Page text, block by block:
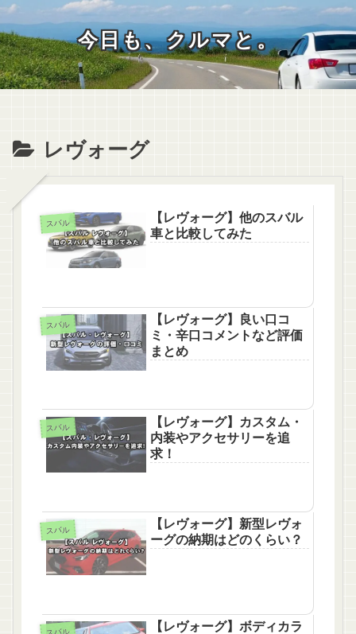
今日も、クルマと。
レヴォーグ
スバル
【レヴォーグ】他のスバル
車と比較してみた
スバル
【レヴォーグ】良い口コ
ミ・辛口コメントなど評価
まとめ
スバル
【レヴォーグ】カスタム・
内装やアクセサリーを追
求！
スバル
【レヴォーグ】新型レヴォ
ーグの納期はどのくらい？
【レヴォーグ】ボディカラ